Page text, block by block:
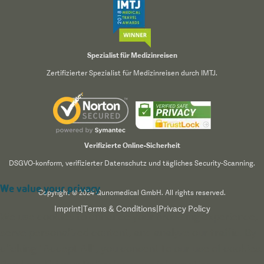
Spezialist für Medizinreisen
Zertifizierter Spezialist für Medizinreisen durch IMTJ.
Verifizierte Online-Sicherheit
DSGVO-konform, verifizierter Datenschutz und tägliches Security-Scanning.
Copyright © 2024 Qunomedical GmbH. All rights reserved.
Imprint| Terms & Conditions Privacy Policy
We value your privacy
We use cookies to enhance your browsing experience,